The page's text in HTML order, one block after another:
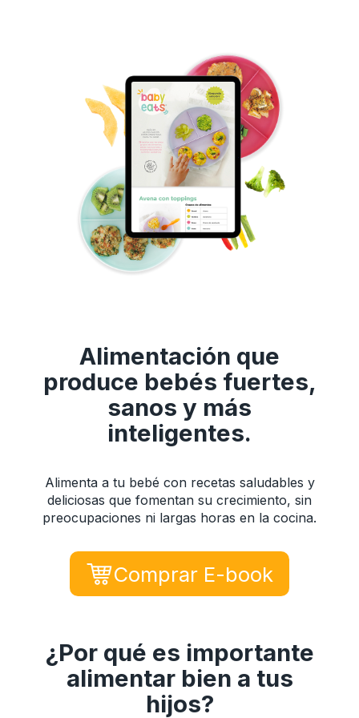
Alimentación que
produce bebés fuertes,
sanos y más
inteligentes.
Alimenta a tu bebé con recetas saludables y
deliciosas que fomentan su crecimiento, sin
preocupaciones ni largas horas en la cocina.
Comprar E-book
¿Por qué es importante
alimentar bien a tus
hijos?